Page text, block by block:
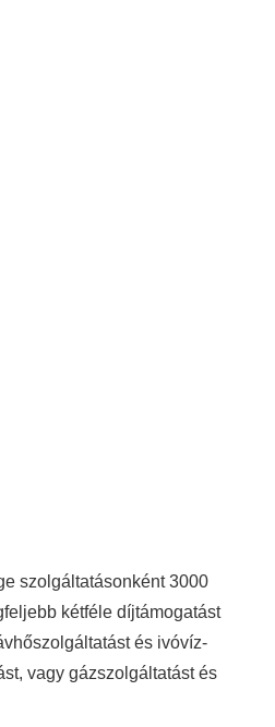
szolgáltatásonként 3000
kétféle díjtámogatást
és ivóvíz-
vagy gázszolgáltatást és